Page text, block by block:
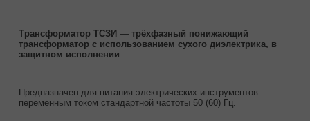
Трансформатор ТСЗИ — трёхфазный понижающий
трансформатор с использованием сухого диэлектрика, в
защитном исполнении.
Предназначен для питания электрических инструментов
переменным током стандартной частоты 50 (60) Гц.